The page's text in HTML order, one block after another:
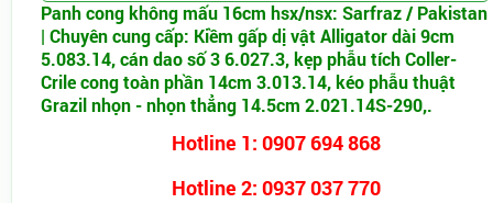
Panh cong không mấu 16cm hsx/nsx: Sarfraz / Pakistan
| Chuyên cung cấp: Kiềm gấp dị vật Alligator dài 9cm
5.083.14, cán dao số 3 6.027.3, kẹp phẫu tích Coller-
Crile cong toàn phần 14cm 3.013.14, kéo phẫu thuật
Grazil nhọn - nhọn thẳng 14.5cm 2.021.14S-290,.
Hotline 1: 0907 694 868
Hotline 2: 0937 037 770